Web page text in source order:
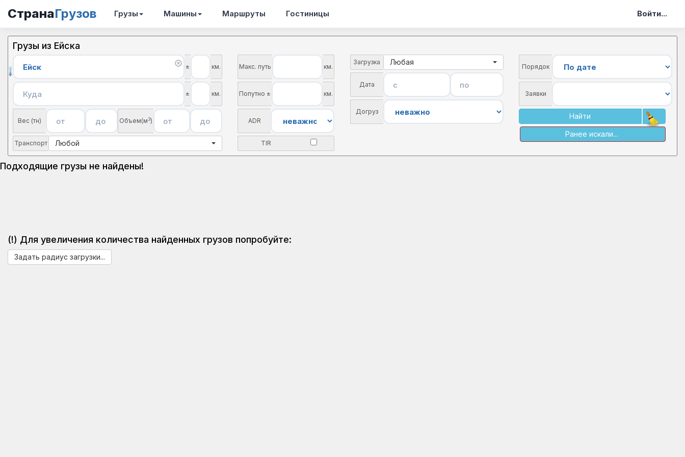
СтранаГрузов Грузы Машины Маршруты Гостиницы Войти...
Грузы из Ейска
± км.
± км.
Вес (тн) Объем(м3)
Транспорт Любой
Макс. путь км.
Попутно ± км.
ADR
TIR
Загрузка Любая
Дата
Догруз
Порядок
Заявки
Найти
Ранее искали...
Подходящие грузы не найдены!
(!) Для увеличения количества найденных грузов попробуйте:
Задать радиус загрузки...